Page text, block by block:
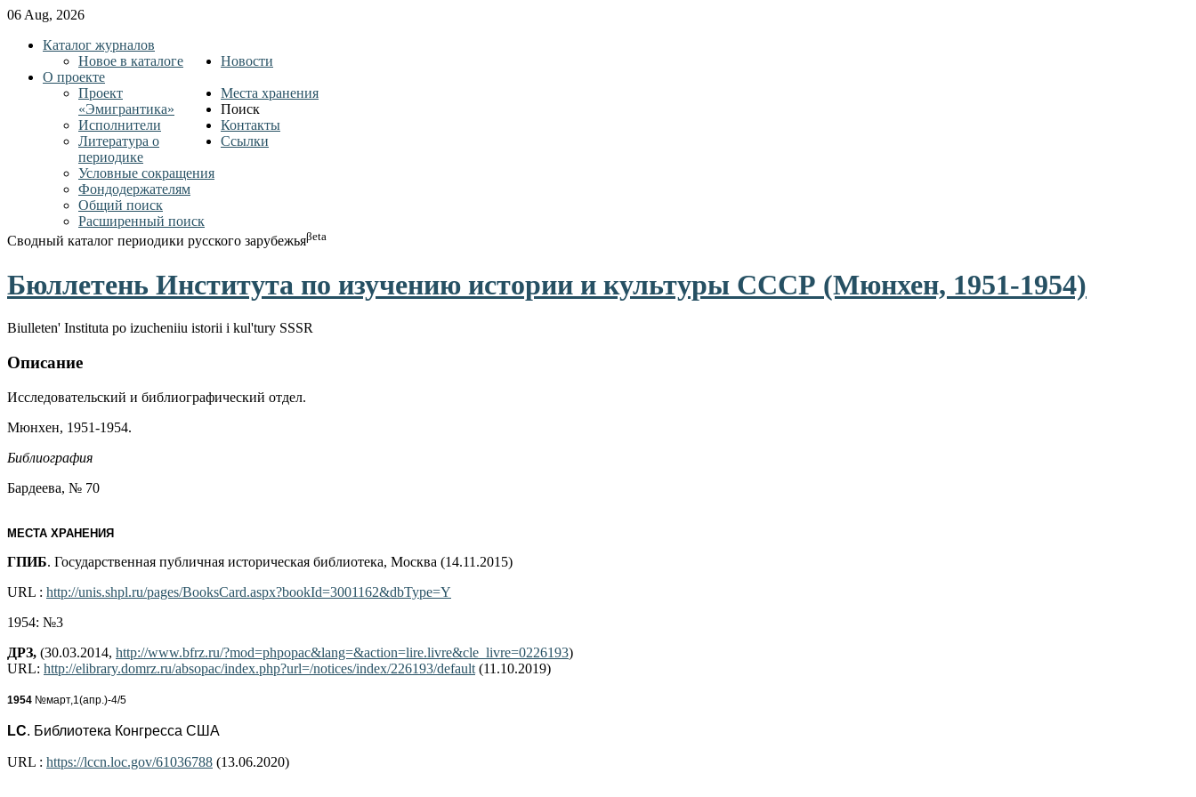
06 Aug, 2026
Каталог журналов
Новое в каталоге
Новости
О проекте
Проект
«Эмигрантика»
Исполнители
Литература о
периодике
Условные сокращения
Фондодержателям
Места хранения
Поиск
Общий поиск
Расширенный поиск
Контакты
Ссылки
Сводный каталог периодики русского зарубежьяβeta
Бюллетень Института по изучению истории и культуры СССР (Мюнхен, 1951-1954)
Biulleten' Instituta po izucheniiu istorii i kul'tury SSSR
Описание
Исследовательский и библиографический отдел.
Мюнхен, 1951-1954.
Библиография
Бардеева, № 70
МЕСТА ХРАНЕНИЯ
ГПИБ. Государственная публичная историческая библиотека, Москва (14.11.2015)
URL : http://unis.shpl.ru/pages/BooksCard.aspx?bookId=3001162&dbType=Y
1954: №3
ДРЗ, (30.03.2014, http://www.bfrz.ru/?mod=phpopac&lang=&action=lire.livre&cle_livre=0226193)
URL: http://elibrary.domrz.ru/absopac/index.php?url=/notices/index/226193/default (11.10.2019)
1954 №март,1(апр.)-4/5
LC. Библиотека Конгресса США
URL : https://lccn.loc.gov/61036788 (13.06.2020)